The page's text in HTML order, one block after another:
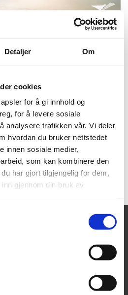
Detaljer Om
cookies
for å gi innhold og
for å levere sosiale
analysere trafikken vår. Vi deler
hvordan du bruker nettstedet
innen sosiale medier,
som kan kombinere den
har gjort tilgjengelig for dem,
gjennom din bruk av